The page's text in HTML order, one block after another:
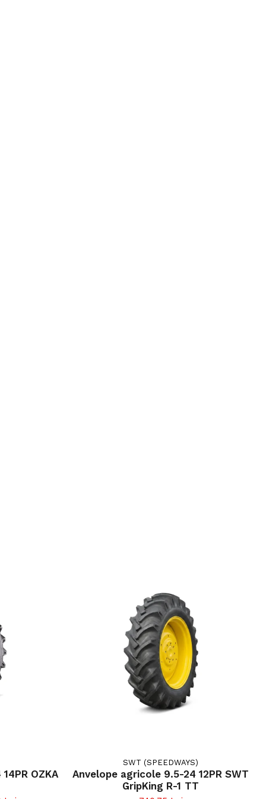
OZKA
SWT (SPEEDWAYS)
Anvelope agricole 9.5-24 12PR SWT
GripKing R-1 TT